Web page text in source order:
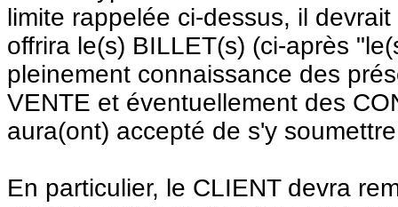
limite rappelée ci-dessus, il
offrira le(s) BILLET(s) (ci-après
pleinement connaissance des
VENTE et éventuellement des
aura(ont) accepté de s'y
En particulier, le CLIENT devra